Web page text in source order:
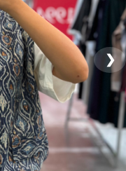
❯